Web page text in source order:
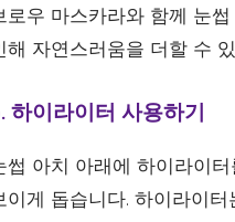
로우 마스카라와 함께 눈
해 자연스러움을 더할 수
하이라이터 사용하기
썹 아치 아래에 하이라이
이게 돕습니다. 하이라이